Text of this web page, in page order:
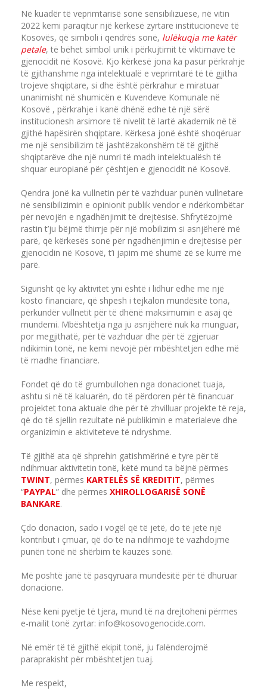
Në kuadër të veprimtarisë sonë sensibilizuese, në vitin
2022 kemi paraqitur një kërkesë zyrtare institucioneve të
Kosovës, që simboli i qendrës sonë, lulëkuqja me katër
petale, të bëhet simbol unik i përkujtimit të viktimave të
gjenocidit në Kosovë. Kjo kërkesë jona ka pasur përkrahje
të gjithanshme nga intelektualë e veprimtarë të të gjitha
trojeve shqiptare, si dhe është përkrahur e miratuar
unanimisht në shumicën e Kuvendeve Komunale në
Kosovë , përkrahje i kanë dhënë edhe të një sërë
institucionesh arsimore të nivelit të lartë akademik në të
gjithë hapësirën shqiptare. Kërkesa jonë është shoqëruar
me një sensibilizim të jashtëzakonshëm të të gjithë
shqiptarëve dhe një numri të madh intelektualësh të
shquar europianë për çështjen e gjenocidit në Kosovë.
Qendra jonë ka vullnetin për të vazhduar punën vullnetare
në sensibilizimin e opinionit publik vendor e ndërkombëtar
për nevojën e ngadhënjimit të drejtësisë. Shfrytëzojmë
rastin t’ju bëjmë thirrje për një mobilizim si asnjëherë më
parë, që kërkesës sonë për ngadhënjimin e drejtësisë për
gjenocidin në Kosovë, t’i japim më shumë zë se kurrë më
parë.
Sigurisht që ky aktivitet yni është i lidhur edhe me një
kosto financiare, që shpesh i tejkalon mundësitë tona,
përkundër vullnetit për të dhënë maksimumin e asaj që
mundemi. Mbështetja nga ju asnjëherë nuk ka munguar,
por megjithatë, për të vazhduar dhe për të zgjeruar
ndikimin tonë, ne kemi nevojë për mbështetjen edhe më
të madhe financiare.
Fondet që do të grumbullohen nga donacionet tuaja,
ashtu si në të kaluarën, do të përdoren për të financuar
projektet tona aktuale dhe për të zhvilluar projekte të reja,
që do të sjellin rezultate në publikimin e materialeve dhe
organizimin e aktiviteteve të ndryshme.
Të gjithë ata që shprehin gatishmërinë e tyre për të
ndihmuar aktivitetin tonë, këtë mund ta bëjnë përmes
TWINT, përmes KARTELËS SË KREDITIT, përmes
“PAYPAL” dhe përmes XHIROLLOGARISË SONË
BANKARE.
Çdo donacion, sado i vogël që të jetë, do të jetë një
kontribut i çmuar, që do të na ndihmojë të vazhdojmë
punën tonë në shërbim të kauzës sonë.
Më poshtë janë të pasqyruara mundësitë për të dhuruar
donacione.
Nëse keni pyetje të tjera, mund të na drejtoheni përmes
e-mailit tonë zyrtar: info@kosovogenocide.com.
Në emër të të gjithë ekipit tonë, ju falënderojmë
paraprakisht për mbështetjen tuaj.
Me respekt,